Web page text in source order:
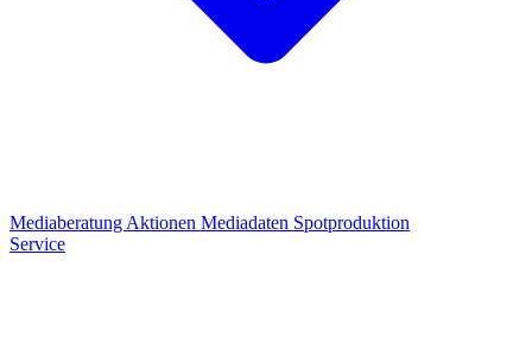
Mediaberatung Aktionen Mediadaten Spotproduktion
Service